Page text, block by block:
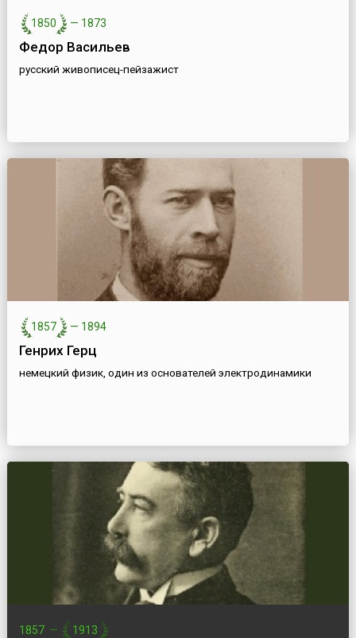
1850 — 1873
Федор Васильев
русский живописец-пейзажист
1857 — 1894
Генрих Герц
немецкий физик, один из основателей электродинамики
1857 — 1913